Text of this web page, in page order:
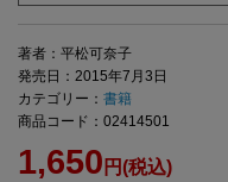
著者：平松可奈子
発売日：2015年7月3日
カテゴリー： 書籍
商品コード：02414501
1,650 円(税込)